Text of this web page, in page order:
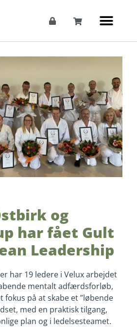
og
har fået Gult
Leadership
har 19 ledere i Velux arbejdet
mentalt adfærdsforløb,
på at skabe et ”løbende
med en praktisk tilgang,
plan og i ledelsesteamet.